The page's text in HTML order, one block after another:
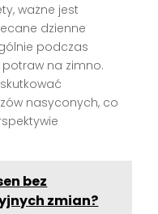
ważne jest
dzienne
podczas
na zimno.
nasyconych, co
bez
zmian?